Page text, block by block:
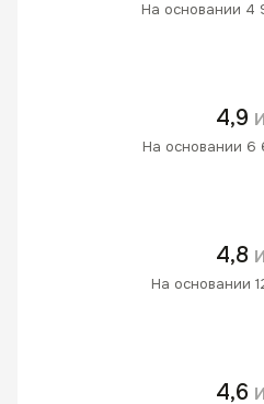
На основании 4
4,9
На основании 6
4,8
На основании
4,6